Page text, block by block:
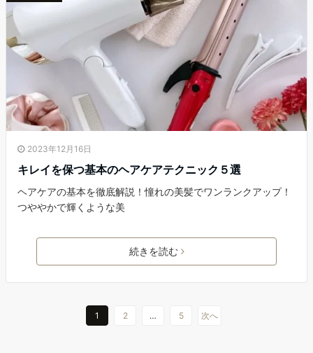
2023年12月16日
キレイを保つ基本のヘアケアテクニック５選
ヘアケアの基本を徹底解説！憧れの美髪でワンランクアップ！
つややかで輝くような美
続きを読む
1 2 … 5 次へ